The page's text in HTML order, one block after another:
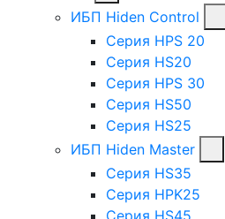
ИБП Hiden Control
Серия HPS 20
Серия HS20
Серия HPS 30
Серия HS50
Серия HS25
ИБП Hiden Master
Серия HS35
Серия HPK25
Серия HS45